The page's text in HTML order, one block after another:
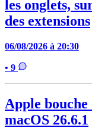
les onglets,
des extensions
06/08/2026 à 20:30
• 9
Apple bouche
macOS 26.6.1